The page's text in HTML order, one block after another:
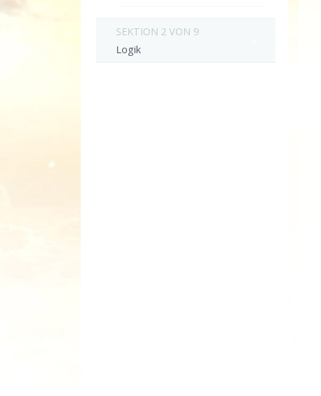
SEKTION 2 VON 9
Logik